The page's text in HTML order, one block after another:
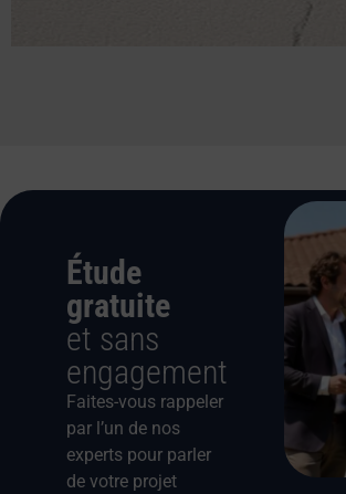
Étude
gratuite
et sans
engagement
Faites-vous rappeler
par l’un de nos
experts pour parler
de votre projet